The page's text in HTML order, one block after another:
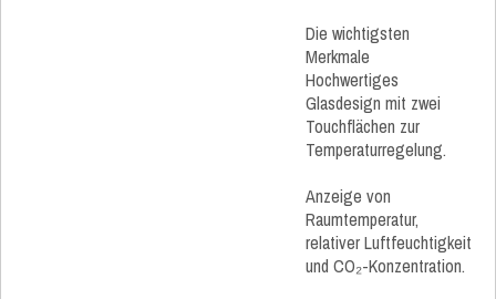
Die wichtigsten
Merkmale
Hochwertiges
Glasdesign mit zwei
Touchflächen zur
Temperaturregelung.
Anzeige von
Raumtemperatur,
relativer Luftfeuchtigkeit
und CO₂-Konzentration.